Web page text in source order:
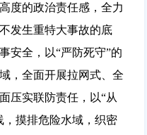
度的政治责任感，全力
发生重特大事故的底
安全，以“严防死守”的
，全面开展拉网式、全
压实联防责任，以“从
，摸排危险水域，织密